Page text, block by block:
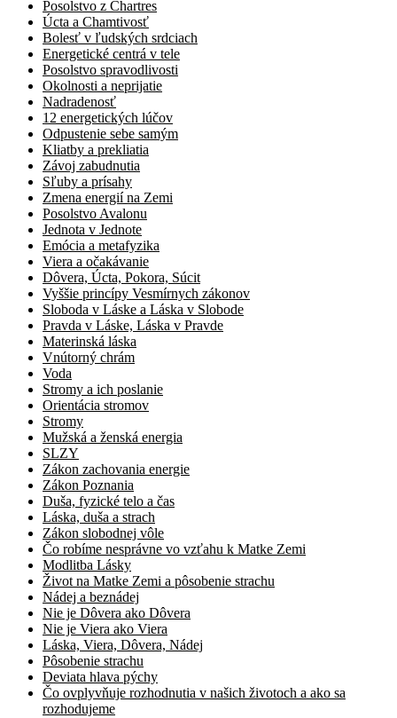
Posolstvo z Chartres
Úcta a Chamtivosť
Bolesť v ľudských srdciach
Energetické centrá v tele
Posolstvo spravodlivosti
Okolnosti a neprijatie
Nadradenosť
12 energetických lúčov
Odpustenie sebe samým
Kliatby a prekliatia
Závoj zabudnutia
Sľuby a prísahy
Zmena energií na Zemi
Posolstvo Avalonu
Jednota v Jednote
Emócia a metafyzika
Viera a očakávanie
Dôvera, Úcta, Pokora, Súcit
Vyššie princípy Vesmírnych zákonov
Sloboda v Láske a Láska v Slobode
Pravda v Láske, Láska v Pravde
Materinská láska
Vnútorný chrám
Voda
Stromy a ich poslanie
Orientácia stromov
Stromy
Mužská a ženská energia
SLZY
Zákon zachovania energie
Zákon Poznania
Duša, fyzické telo a čas
Láska, duša a strach
Zákon slobodnej vôle
Čo robíme nesprávne vo vzťahu k Matke Zemi
Modlitba Lásky
Život na Matke Zemi a pôsobenie strachu
Nádej a beznádej
Nie je Dôvera ako Dôvera
Nie je Viera ako Viera
Láska, Viera, Dôvera, Nádej
Pôsobenie strachu
Deviata hlava pýchy
Čo ovplyvňuje rozhodnutia v našich životoch a ako sa
rozhodujeme